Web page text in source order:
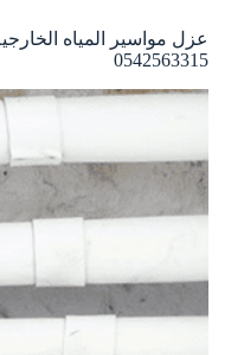
عزل مواسير المياه
0542563315